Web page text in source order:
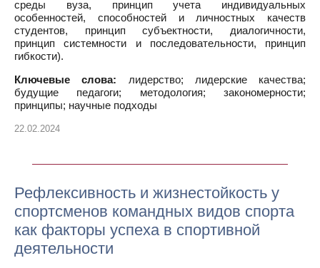
среды вуза, принцип учета индивидуальных
особенностей, способностей и личностных качеств
студентов, принцип субъектности, диалогичности,
принцип системности и последовательности, принцип
гибкости).
Ключевые слова: лидерство; лидерские качества;
будущие педагоги; методология; закономерности;
принципы; научные подходы
22.02.2024
Рефлексивность и жизнестойкость у
спортсменов командных видов спорта
как факторы успеха в спортивной
деятельности